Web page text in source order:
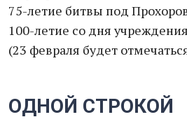
75-летие битвы под
100-летие со дня
(23 февраля будет
ОДНОЙ СТРОКОЙ